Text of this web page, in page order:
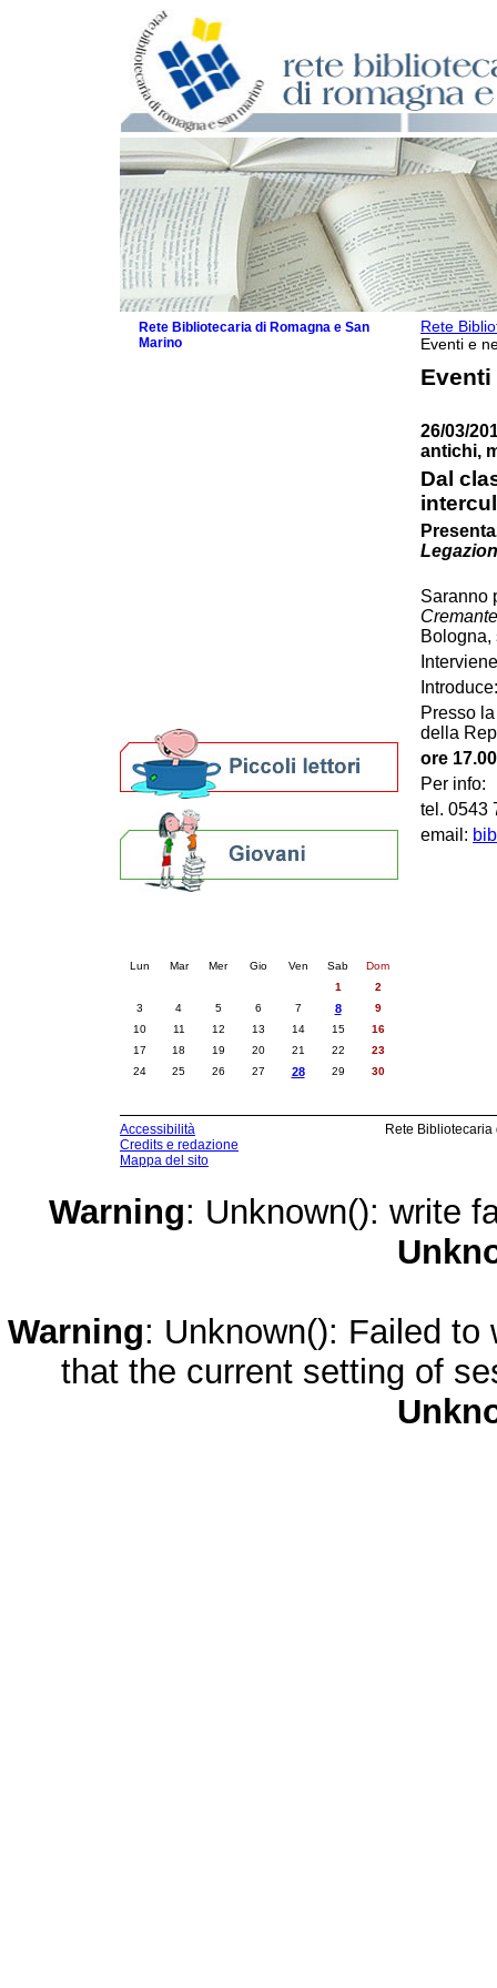
Rete
Eventi e
Eventi
26/03/
antichi,
Dal
Saranno
Cremante
Bologna,
Presso
della
ore 17.00
Per info:
tel. 0543
email:
Rete Bibliotecaria di Romagna e San
Marino
Lun Mar Mer Gio Ven Sab
Dom
1
2
3
4 5 6 7 8
9
10
11 12 13 14 15
16
17
18 19 20 21 22
23
24
25 26 27 28 29 30
Accessibilità
Credits e redazione
Mappa del sito
Rete
Warning: Unknown(): write
Warning: Unknown(): Failed
that the current setting of